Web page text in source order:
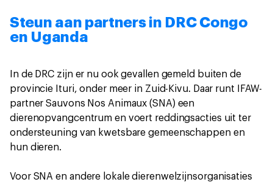
Steun aan partners in DRC Congo
en Uganda
In de DRC zijn er nu ook gevallen gemeld buiten de
provincie Ituri, onder meer in Zuid-Kivu. Daar runt IFAW-
partner Sauvons Nos Animaux (SNA) een
dierenopvangcentrum en voert reddingsacties uit ter
ondersteuning van kwetsbare gemeenschappen en
hun dieren.
Voor SNA en andere lokale dierenwelzijnsorganisaties